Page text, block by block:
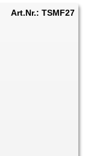
Art.Nr.: TSMF27